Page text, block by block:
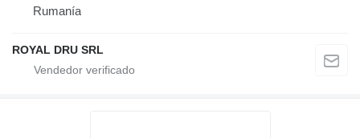
Rumanía
ROYAL DRU SRL